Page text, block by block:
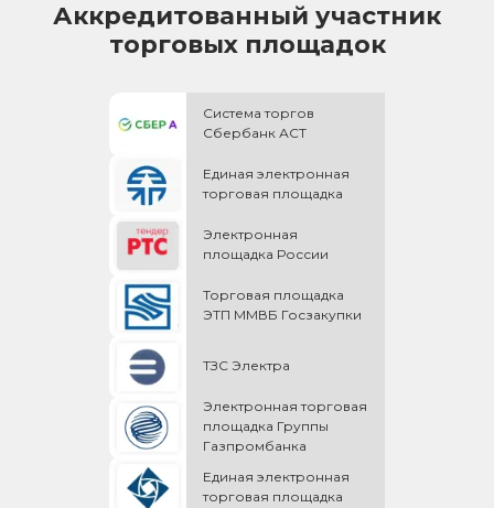
Аккредитованный участник
торговых площадок
Система торгов
Сбербанк АСТ
Единая электронная
торговая площадка
Электронная
площадка России
Торговая площадка
ЭТП ММВБ Госзакупки
ТЗС Электра
Электронная торговая
площадка Группы
Газпромбанка
Единая электронная
торговая площадка